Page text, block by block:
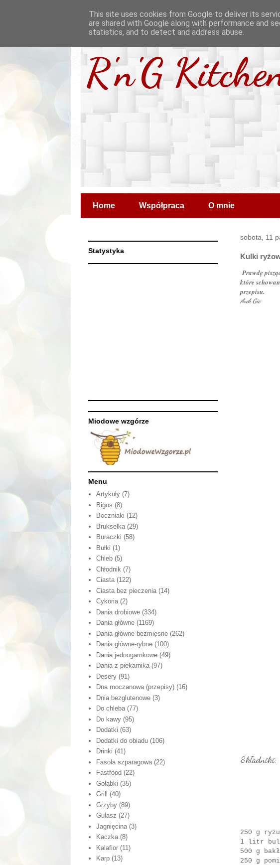
R'n'G
Home Współpraca O mnie
sobota, 11
Kulki
Prawdę
które
przepisu.
Arek Gie
Składniki:
250 g ryżu
1 litr
500 g
250 g
Statystyka
Miodowe wzgórze
Menu
Artykuły (7)
Bigos (8)
Boczniaki (12)
Brukselka (29)
Buraczki (58)
Bułki (1)
Chleb (5)
Chłodnik (7)
Ciasta (122)
Ciasta bez pieczenia (14)
Cykoria (2)
Dania drobiowe (334)
Dania główne (1169)
Dania główne bezmięsne (262)
Dania główne-rybne (100)
Dania jednogarnkowe (49)
Dania z piekarnika (97)
Desery (91)
Dna moczanowa (przepisy) (16)
Dnia bezglutenowe (3)
Do chleba (77)
Do kawy (95)
Dodatki (63)
Dodatki do obiadu (106)
Drinki (41)
Fasola szparagowa (22)
Fastfood (22)
Gołąbki (35)
Grill
(40)
Grzyby (89)
Gulasz (27)
Jagnięcina (3)
Kaczka (8)
Kalafior (11)
Karp (13)
This site uses cookies from Google to deliver its
are shared with Google along with performance and
statistics, and to detect and address abuse.